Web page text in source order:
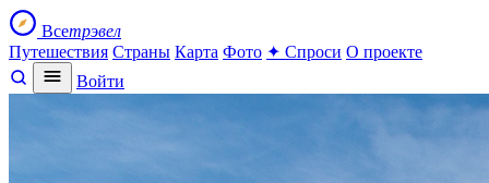
Всетрэвел
Путешествия Страны Карта Фото ✦ Спроси О проекте
Войти